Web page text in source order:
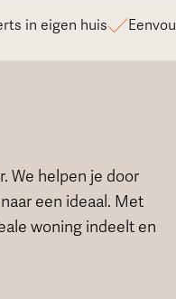
in eigen huis
We helpen je door
een ideaal. Met
woning indeelt en